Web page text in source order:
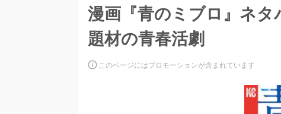
漫画『青のミブロ』ネ
題材の青春活劇
このページにはプロモーションが含まれています